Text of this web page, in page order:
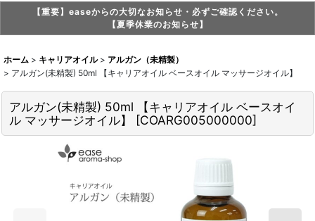
【重要】easeからの大切なお知らせ・必ずご確認ください。
【夏季休業のお知らせ】
ホーム > キャリアオイル > アルガン（未精製）
> アルガン(未精製) 50ml 【キャリアオイル ベースオイル マッサージオイル】
アルガン(未精製) 50ml 【キャリアオイル ベースオイ
ル マッサージオイル】
[COARG005000000]